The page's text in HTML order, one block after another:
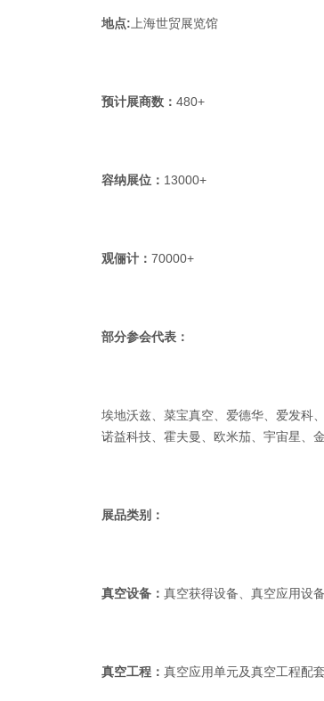
地点: 上海世贸展览馆
预计展商数： 480+
容纳展位： 13000+
观俪计： 70000+
部分参会代表：
埃地沃兹、菜宝真空、爱德华、爱发科
诺益科技、霍夫曼、欧米茄、宇宙星、
展品类别：
真空设备： 真空获得设备、真空应用设
真空工程： 真空应用单元及真空工程配